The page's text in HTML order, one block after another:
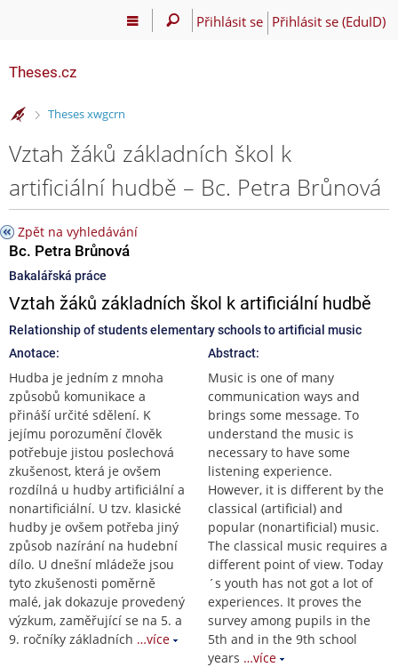
Přihlásit se Přihlásit se (EduID)
Theses.cz
>
Theses xwgcrn
Vztah žáků základních škol k
artificiální hudbě – Bc. Petra Brůnová
Zpět na vyhledávání
Bc. Petra Brůnová
Bakalářská práce
Vztah žáků základních škol k artificiální hudbě
Relationship of students elementary schools to artificial music
Anotace:
Hudba je jedním z mnoha
způsobů komunikace a
přináší určité sdělení. K
jejímu porozumění člověk
potřebuje jistou poslechová
zkušenost, která je ovšem
rozdílná u hudby artificiální a
nonartificiální. U tzv. klasické
hudby je ovšem potřeba jiný
způsob nazírání na hudební
dílo. U dnešní mládeže jsou
tyto zkušenosti poměrně
malé, jak dokazuje provedený
výzkum, zaměřující se na 5. a
9. ročníky základních …více
Abstract:
Music is one of many
communication ways and
brings some message. To
understand the music is
necessary to have some
listening experience.
However, it is different by the
classical (artificial) and
popular (nonartificial) music.
The classical music requires a
different point of view. Today
´s youth has not got a lot of
experiences. It proves the
survey among pupils in the
5th and in the 9th school
years …více